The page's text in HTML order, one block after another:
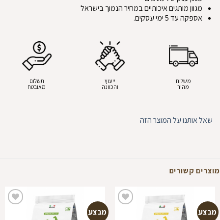
מגוון מותגים איכותיים במחיר הנמוך בישראל
אספקה עד 5 ימי עסקים.
משלוח
מהיר
ייעוץ
והכוונה
תשלום
מאובטח
שאל אותנו על המוצר הזה
מוצרים קשורים
מבצע מבצע